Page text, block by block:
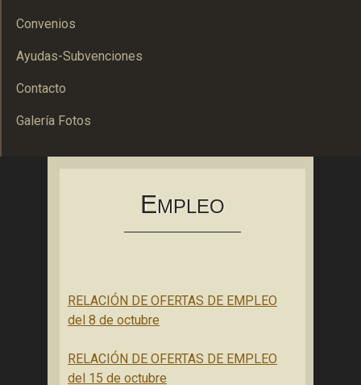
Convenios
Ayudas-Subvenciones
Contacto
Galería Fotos
EMPLEO
RELACIÓN DE OFERTAS DE EMPLEO
del 8 de octubre
RELACIÓN DE OFERTAS DE EMPLEO
del 15 de octubre